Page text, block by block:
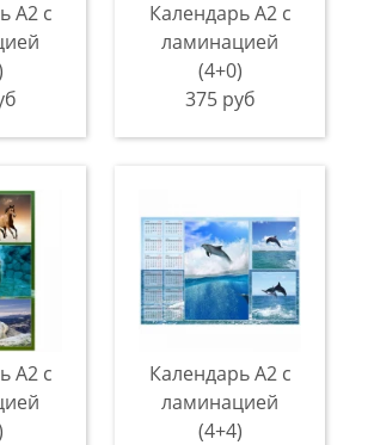
А2 с
Календарь А2 с
ламинацией
(4+0)
375 руб
А2 с
Календарь А2 с
ламинацией
(4+4)